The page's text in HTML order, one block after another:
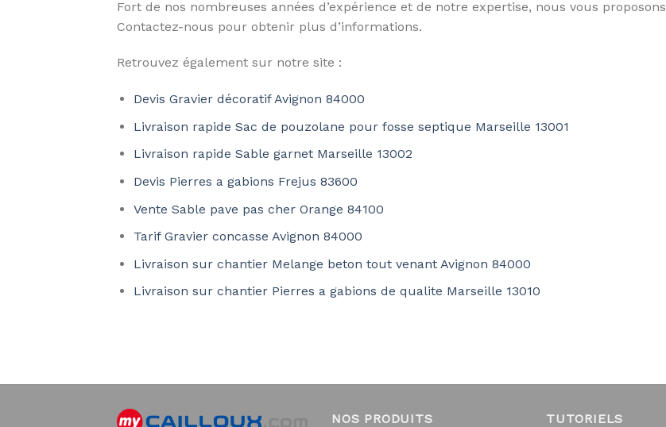
Fort de nos nombreuses années d’expérience et de notre expertise, nous vous proposons
Contactez-nous pour obtenir plus d’informations.
Retrouvez également sur notre site :
Devis Gravier décoratif Avignon 84000
Livraison rapide Sac de pouzolane pour fosse septique Marseille 13001
Livraison rapide Sable garnet Marseille 13002
Devis Pierres a gabions Frejus 83600
Vente Sable pave pas cher Orange 84100
Tarif Gravier concasse Avignon 84000
Livraison sur chantier Melange beton tout venant Avignon 84000
Livraison sur chantier Pierres a gabions de qualite Marseille 13010
NOS PRODUITS TUTORIELS